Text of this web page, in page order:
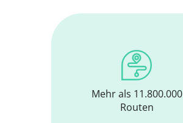
Mehr als 11.800.000
Routen